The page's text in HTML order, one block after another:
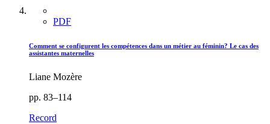
PDF
Comment se configurent les compétences dans un métier au féminin? Le cas des
assistantes maternelles
Liane Mozère
pp. 83–114
Record